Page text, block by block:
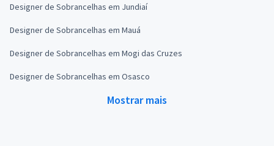
Designer de Sobrancelhas em Jundiaí
Designer de Sobrancelhas em Mauá
Designer de Sobrancelhas em Mogi das Cruzes
Designer de Sobrancelhas em Osasco
Mostrar mais